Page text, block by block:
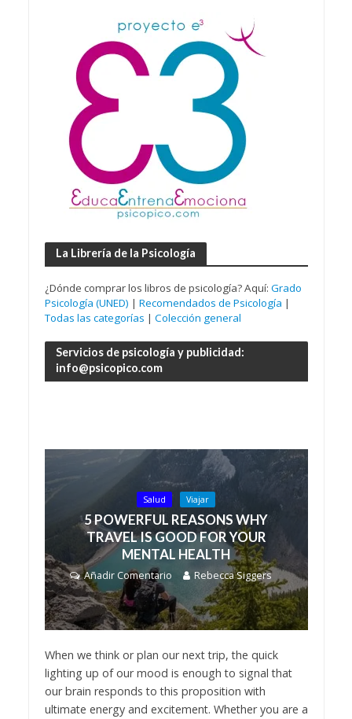
La Librería de la Psicología
¿Dónde comprar los libros de psicología? Aquí: Grado
Psicología (UNED) | Recomendados de Psicología |
Todas las categorías | Colección general
Servicios de psicología y publicidad:
info@psicopico.com
Salud Viajar
5 POWERFUL REASONS WHY
TRAVEL IS GOOD FOR YOUR
MENTAL HEALTH
Añadir Comentario Rebecca Siggers
When we think or plan our next trip, the quick
lighting up of our mood is enough to signal that
our brain responds to this proposition with
ultimate energy and excitement. Whether you are a